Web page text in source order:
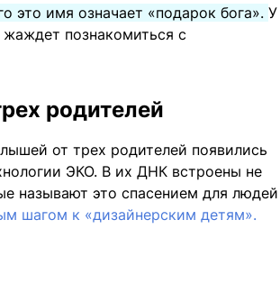
это имя означает «подарок бога». У
познакомиться с
родителей
от трех родителей появились
ЭКО. В их ДНК встроены не
называют это спасением для людей
шагом к «дизайнерским детям».